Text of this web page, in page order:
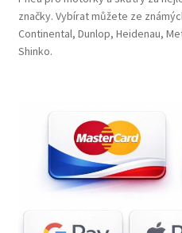
značky. Vybírat můžete ze
Continental, Dunlop, Heidenau,
Shinko.